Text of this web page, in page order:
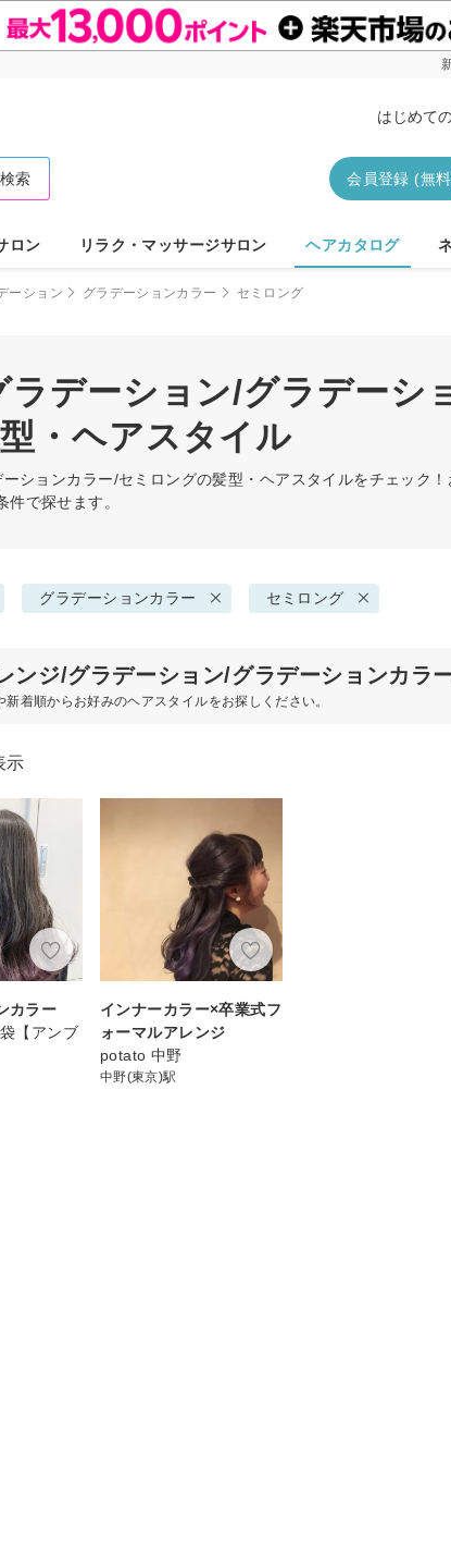
はじめて
会員登録 (無
索
ロン リラク・マッサージサロン ヘアカタログ
ーション グラデーションカラー セミロング
デーション/グラデーシ
・ヘアスタイル
ションカラー/セミロングの髪型・ヘアスタイルをチェック
で探せます。
グラデーションカラー セミロング
ンジ/グラデーション/グラデーションカラ
新着順からお好みのヘアスタイルをお探しください。
示
カラー
【アンブ
インナーカラー×卒業式フ
ォーマルアレンジ
potato 中野
中野(東京)駅